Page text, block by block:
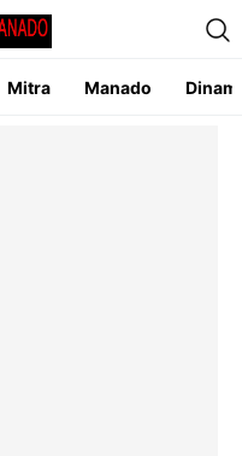
Mitra Manado